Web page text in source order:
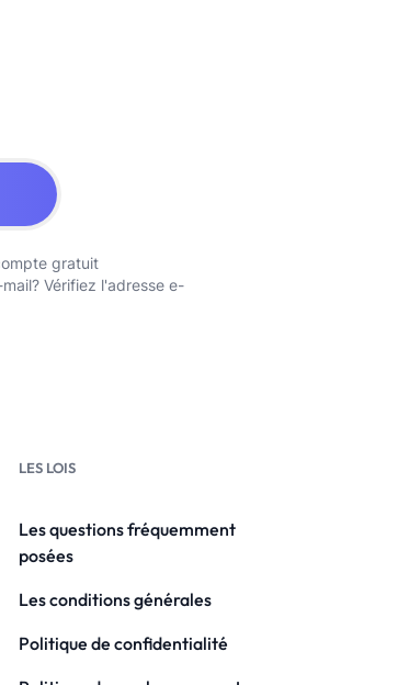
gratuit
Vérifiez l'adresse e-
LES LOIS
Les questions fréquemment
posées
Les conditions générales
Politique de confidentialité